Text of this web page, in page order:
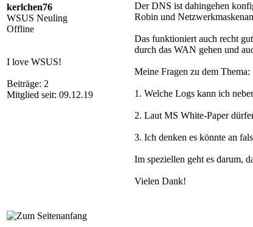
kerlchen76
WSUS Neuling
Offline
I love WSUS!
Beiträge: 2
Mitglied seit: 09.12.19
Der DNS ist dahingehen
Robin und
Das funktioniert auch recht
durch das WAN gehen und
Meine Fragen zu dem Thema:
1. Welche Logs kann ich
2. Laut MS White-Paper
3. Ich denken es könnte an
Im speziellen geht es darum,
Vielen Dank!